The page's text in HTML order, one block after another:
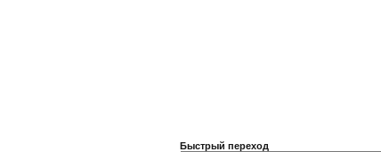
Быстрый переход